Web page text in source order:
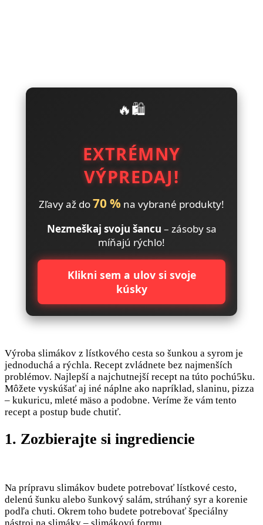
🔥🛍️
EXTRÉMNY
VÝPREDAJ!
Zľavy až do70 % na vybrané produkty!
Nezmeškaj svoju šancu – zásoby sa
míňajú rýchlo!
Klikni sem a ulov si svoje
kúsky
Výroba slimákov z lístkového cesta so šunkou a syrom je
jednoduchá a rýchla. Recept zvládnete bez najmenších
problémov. Najlepší a najchutnejší recept na túto pochú5ku.
Môžete vyskúšať aj iné náplne ako napríklad, slaninu, pizza
– kukuricu, mleté mäso a podobne. Veríme že vám tento
recept a postup bude chutiť.
1. Zozbierajte si ingrediencie
Na prípravu slimákov budete potrebovať lístkové cesto,
delenú šunku alebo šunkový salám, strúhaný syr a korenie
podľa chuti. Okrem toho budete potrebovať špeciálny